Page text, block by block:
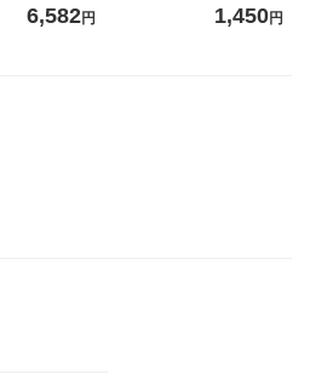
ーの香り 柔軟剤 詰め替え 超
6,582円
1箱（20本入
1,450円